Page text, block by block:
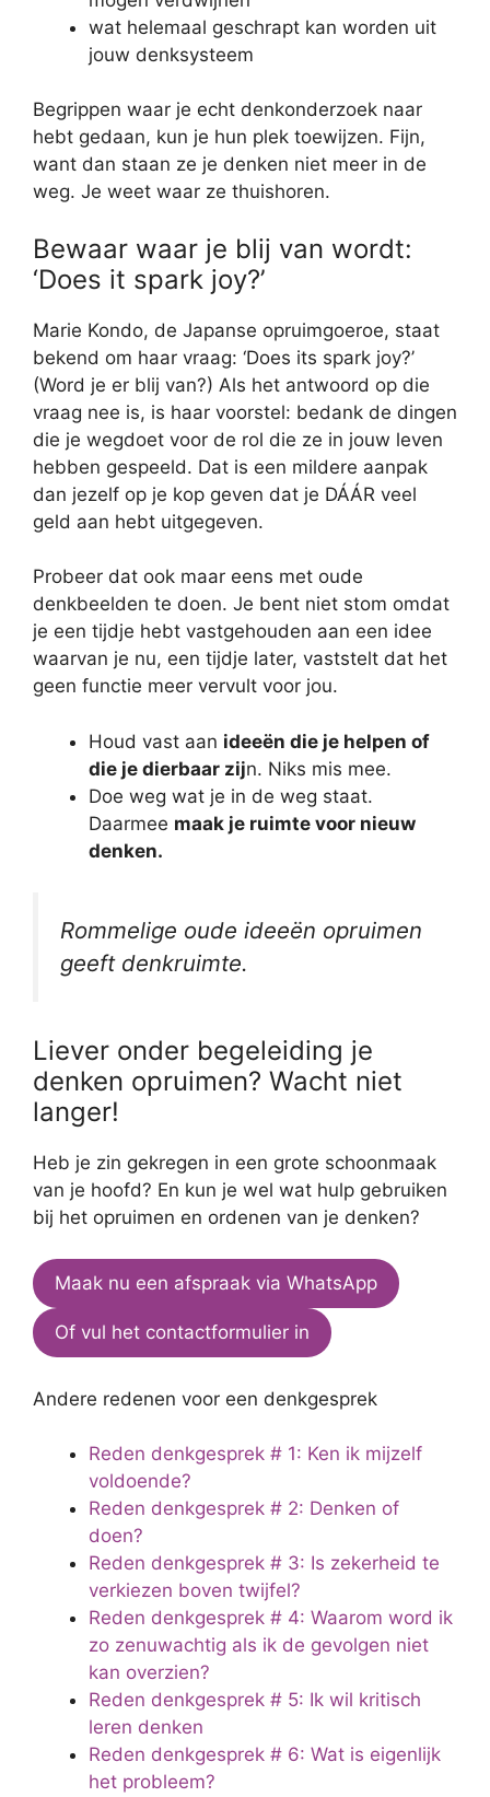
wat helemaal geschrapt kan worden uit
jouw denksysteem
Begrippen waar je echt denkonderzoek naar
hebt gedaan, kun je hun plek toewijzen. Fijn,
want dan staan ze je denken niet meer in de
weg. Je weet waar ze thuishoren.
Bewaar waar je blij van wordt:
‘Does it spark joy?’
Marie Kondo, de Japanse opruimgoeroe, staat
bekend om haar vraag: ‘Does its spark joy?’
(Word je er blij van?) Als het antwoord op die
vraag nee is, is haar voorstel: bedank de dingen
die je wegdoet voor de rol die ze in jouw leven
hebben gespeeld. Dat is een mildere aanpak
dan jezelf op je kop geven dat je DÁÁR veel
geld aan hebt uitgegeven.
Probeer dat ook maar eens met oude
denkbeelden te doen. Je bent niet stom omdat
je een tijdje hebt vastgehouden aan een idee
waarvan je nu, een tijdje later, vaststelt dat het
geen functie meer vervult voor jou.
Houd vast aan ideeën die je helpen of
die je dierbaar zijn. Niks mis mee.
Doe weg wat je in de weg staat.
Daarmee maak je ruimte voor nieuw
denken.
Rommelige oude ideeën opruimen
geeft denkruimte.
Liever onder begeleiding je
denken opruimen? Wacht niet
langer!
Heb je zin gekregen in een grote schoonmaak
van je hoofd? En kun je wel wat hulp gebruiken
bij het opruimen en ordenen van je denken?
Maak nu een afspraak via WhatsApp
Of vul het contactformulier in
Andere redenen voor een denkgesprek
Reden denkgesprek # 1: Ken ik mijzelf
voldoende?
Reden denkgesprek # 2: Denken of
doen?
Reden denkgesprek # 3: Is zekerheid te
verkiezen boven twijfel?
Reden denkgesprek # 4: Waarom word ik
zo zenuwachtig als ik de gevolgen niet
kan overzien?
Reden denkgesprek # 5: Ik wil kritisch
leren denken
Reden denkgesprek # 6: Wat is eigenlijk
het probleem?